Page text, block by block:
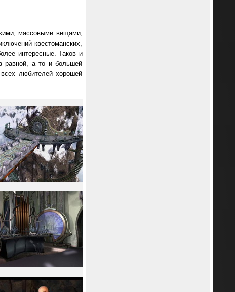
массовыми вещами,
квестоманских,
интересные. Таков и
равной, а то и большей
любителей хорошей